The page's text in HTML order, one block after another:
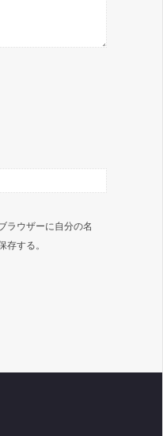
ラウザーに自分の名
存する。